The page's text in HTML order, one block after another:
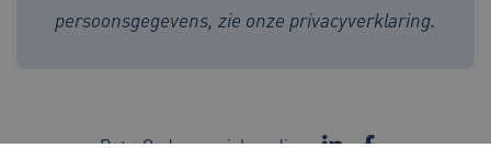
persoonsgegevens, zie onze privacyverklaring.